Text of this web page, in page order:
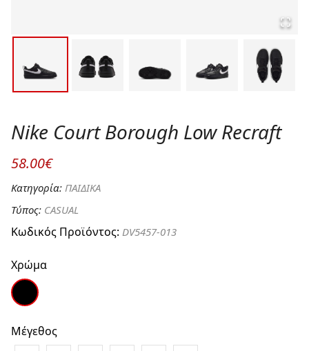
Nike Court Borough Low Recraft
58.00€
Κατηγορία: ΠΑΙΔΙΚΑ
Τύπος: CASUAL
Κωδικός Προϊόντος: DV5457-013
Χρώμα
Μέγεθος